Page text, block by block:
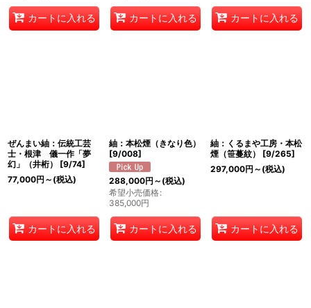
カートに入れる カートに入れる カートに入れる
ぜんまい紬：伝統工芸
士・根津 儀一作「夢
幻」（井桁）
[9/74]
77,000円 ～ (税込)
カートに入れる
紬：本松煙（きなり色）
[9/008]
288,000円 ～ (税込)
希望小売価格:
385,000円
カートに入れる
紬：くるまや工房・本松
煙（笹蔓紋）
[9/265]
297,000円 ～ (税込)
カートに入れる